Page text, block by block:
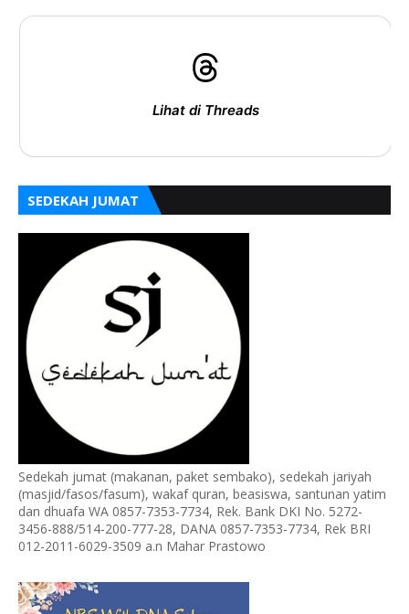
Lihat di Threads
SEDEKAH JUMAT
Sedekah jumat (makanan, paket sembako), sedekah jariyah
(masjid/fasos/fasum), wakaf quran, beasiswa, santunan yatim
dan dhuafa WA 0857-7353-7734, Rek. Bank DKI No. 5272-
3456-888/514-200-777-28, DANA 0857-7353-7734, Rek BRI
012-2011-6029-3509 a.n Mahar Prastowo